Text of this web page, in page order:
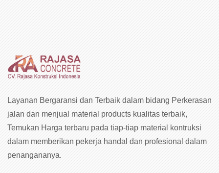
Layanan Bergaransi dan Terbaik dalam bidang Perkerasan
jalan dan menjual material products kualitas terbaik,
Temukan Harga terbaru pada tiap-tiap material kontruksi
dalam memberikan pekerja handal dan profesional dalam
penangananya.